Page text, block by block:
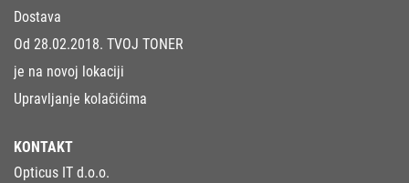
Dostava
Od 28.02.2018. TVOJ TONER
je na novoj lokaciji
Upravljanje kolačićima
KONTAKT
Opticus IT d.o.o.